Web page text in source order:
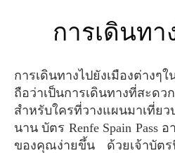
การเดินท
การเดินทางไปยังเมืองต่างๆในประเทศสเปนด้วยรถไฟ
ถือว่าเป็นการเดินทางที่สะ
สำหรับใครที่วางแผนมาเที่ยว
นาน บัตร Renfe Spain Pass
ของคุณง่ายขึ้น ด้วยเจ้าบัต